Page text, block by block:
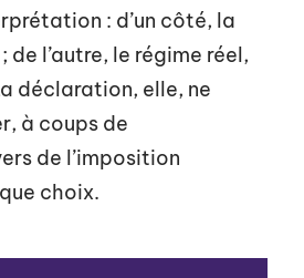
: d’un côté, la
l’autre, le régime réel,
déclaration, elle, ne
à coups de
de l’imposition
choix.